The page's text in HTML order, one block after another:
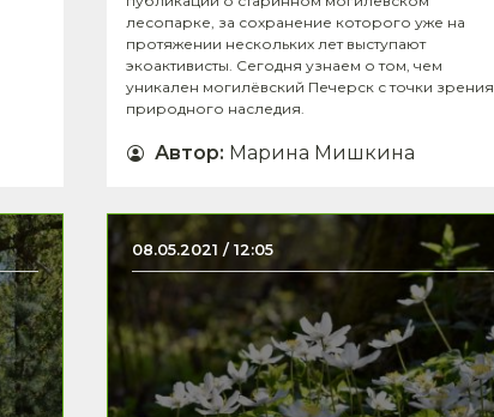
лесопарке, за сохранение которого уже на
протяжении нескольких лет выступают
экоактивисты. Сегодня узнаем о том, чем
уникален могилёвский Печерск с точки зрения
природного наследия.
Автор: Марина Мишкина
08.05.2021 / 12:05